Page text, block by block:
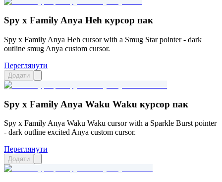
Spy x Family Anya Heh курсор пак
Spy x Family Anya Heh cursor with a Smug Star pointer - dark
outline smug Anya custom cursor.
Переглянути
Додати
Spy x Family Anya Waku Waku курсор пак
Spy x Family Anya Waku Waku cursor with a Sparkle Burst pointer
- dark outline excited Anya custom cursor.
Переглянути
Додати